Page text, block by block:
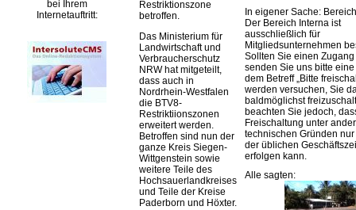
bei Ihrem
Internetauftritt:
Restriktionszone
betroffen.
Das Ministerium für
Landwirtschaft und
Verbraucherschutz
NRW hat mitgeteilt,
dass auch in
Nordrhein-Westfalen
die BTV8-
Restriktiionszonen
erweitert werden.
Betroffen sind nun der
ganze Kreis Siegen-
Wittgenstein sowie
weitere Teile des
Hochsauerlandkreises
und Teile der Kreise
Paderborn und Höxter.
In eigener Sache:
Der Bereich Interna ist
ausschließlich für
Mitgliedsunternehmen
Sollten Sie einen
senden Sie uns bitte
dem Betreff „Bitte
werden versuchen, Sie
baldmöglichst
beachten Sie jedoch,
Freischaltung unter
technischen Gründen
der üblichen
erfolgen kann.
Alle sagten: